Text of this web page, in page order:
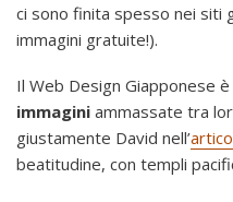
ci sono finita spesso nei siti
immagini gratuite!).
Il Web Design Giapponese
immagini ammassate tra
giustamente David nell’
beatitudine, con templi